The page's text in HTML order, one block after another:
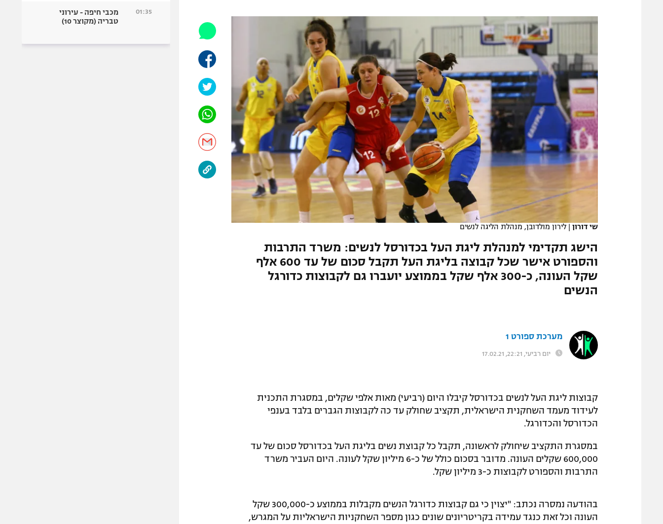
תקנון משתתפים וזוכים בפרסים
תקנון עבור פעילות אלקטרה
תקנון עבור פעילות ספורט 1 – "מרלן"
טניס
גיימינג E-Sports
תנאי שימוש
מדיניות פרטיות
תקנון פעילות ספורט 1
רשיון להקרנה פומבית לבית עסק
הצטרפות לחבילת הערוצים
לוח דרושים – ג'ובנט
המגזין
הפועל תל אביב
הפועל באר שבע
מכבי נתניה
בני יהודה
ליגה סינית
ליגה ברזילאית
ליגות נוספות
אופניים
כדורמים
שי דורון | לירון מולדובן, מנהלת הליגה לנשים
הישג תקדימי למנהלת ליגת העל בכדורסל לנשים: משרד התרבות
והספורט אישר שכל קבוצה בליגת העל תקבל סכום של עד 600 אלף
שקל העונה, כ-300 אלף שקל בממוצע יועברו גם לקבוצות כדורגל
הנשים
מערכת ספורט 1
יום רביעי, 22:21, 17.02.21
קבוצות ליגת העל לנשים בכדורסל קיבלו היום (רביעי) מאות אלפי שקלים, במסגרת התכנית
לעידוד מעמד השחקנית הישראלית, תקציב שחולק עד כה לקבוצות הגברים בלבד בענפי
הכדורסל והכדורגל.
במסגרת התקציב שיחולק לראשונה, תקבל כל קבוצת נשים בליגת העל בכדורסל סכום של עד
600,000 שקלים העונה. מדובר בסכום כולל של כ-6 מיליון שקל לעונה. היום העביר משרד
התרבות והספורט לקבוצות כ-3 מיליון שקל.
בהודעה נמסרה נכתב: "יצוין כי גם קבוצות כדורגל הנשים מקבלות בממוצע כ-300,000 שקל
העונה וכל זאת כנגד עמידה בקריטריונים שונים כגון מספר השחקניות הישראליות על המגרש,
01:35
מכבי חיפה - עירוני
טבריה (מקוצר 10)